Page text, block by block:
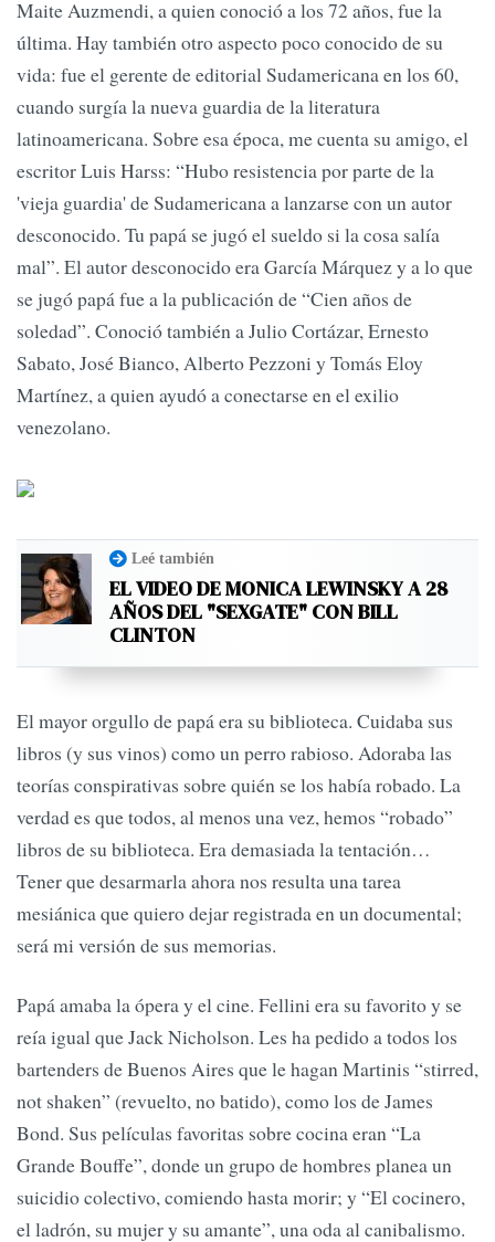
Maite Auzmendi, a quien conoció a los 72 años, fue la
última. Hay también otro aspecto poco conocido de su
vida: fue el gerente de editorial Sudamericana en los 60,
cuando surgía la nueva guardia de la literatura
latinoamericana. Sobre esa época, me cuenta su amigo, el
escritor Luis Harss: “Hubo resistencia por parte de la
'vieja guardia' de Sudamericana a lanzarse con un autor
desconocido. Tu papá se jugó el sueldo si la cosa salía
mal”. El autor desconocido era García Márquez y a lo que
se jugó papá fue a la publicación de “Cien años de
soledad”. Conoció también a Julio Cortázar, Ernesto
Sabato, José Bianco, Alberto Pezzoni y Tomás Eloy
Martínez, a quien ayudó a conectarse en el exilio
venezolano.
Leé también
EL VIDEO DE MONICA LEWINSKY A 28
AÑOS DEL "SEXGATE" CON BILL
CLINTON
El mayor orgullo de papá era su biblioteca. Cuidaba sus
libros (y sus vinos) como un perro rabioso. Adoraba las
teorías conspirativas sobre quién se los había robado. La
verdad es que todos, al menos una vez, hemos “robado”
libros de su biblioteca. Era demasiada la tentación…
Tener que desarmarla ahora nos resulta una tarea
mesiánica que quiero dejar registrada en un documental;
será mi versión de sus memorias.
Papá amaba la ópera y el cine. Fellini era su favorito y se
reía igual que Jack Nicholson. Les ha pedido a todos los
bartenders de Buenos Aires que le hagan Martinis “stirred,
not shaken” (revuelto, no batido), como los de James
Bond. Sus películas favoritas sobre cocina eran “La
Grande Bouffe”, donde un grupo de hombres planea un
suicidio colectivo, comiendo hasta morir; y “El cocinero,
el ladrón, su mujer y su amante”, una oda al canibalismo.